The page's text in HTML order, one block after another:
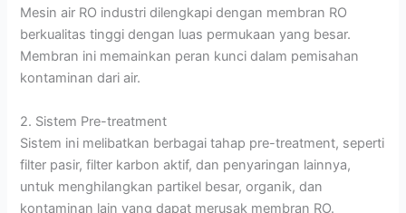
Mesin air RO industri dilengkapi dengan membran RO
berkualitas tinggi dengan luas permukaan yang besar.
Membran ini memainkan peran kunci dalam pemisahan
kontaminan dari air.
2. Sistem Pre-treatment
Sistem ini melibatkan berbagai tahap pre-treatment, seperti
filter pasir, filter karbon aktif, dan penyaringan lainnya,
untuk menghilangkan partikel besar, organik, dan
kontaminan lain yang dapat merusak membran RO.